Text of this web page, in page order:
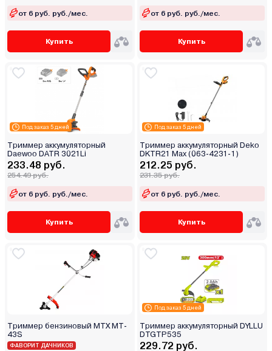
от 6 руб. руб./мес.
Купить
от 6 руб. руб./мес.
Купить
Под заказ 5 дней
Триммер аккумуляторный
Daewoo DATR 3021Li
233.48 руб.
254.49 руб.
от 6 руб. руб./мес.
Купить
Под заказ 5 дней
Триммер аккумуляторный Deko
DKTR21 Max (063-4231-1)
212.25 руб.
231.35 руб.
от 6 руб. руб./мес.
Купить
Триммер бензиновый MTX MT-
43S
ФАВОРИТ ДАЧНИКОВ
Под заказ 5 дней
Триммер аккумуляторный DYLLU
DTGTP535
229.72 руб.